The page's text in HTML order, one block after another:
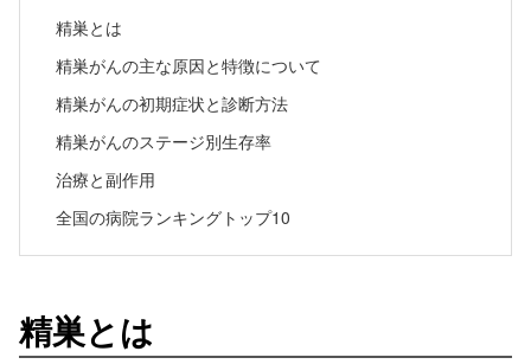
精巣とは
精巣がんの主な原因と特徴について
精巣がんの初期症状と診断方法
精巣がんのステージ別生存率
治療と副作用
全国の病院ランキングトップ10
精巣とは